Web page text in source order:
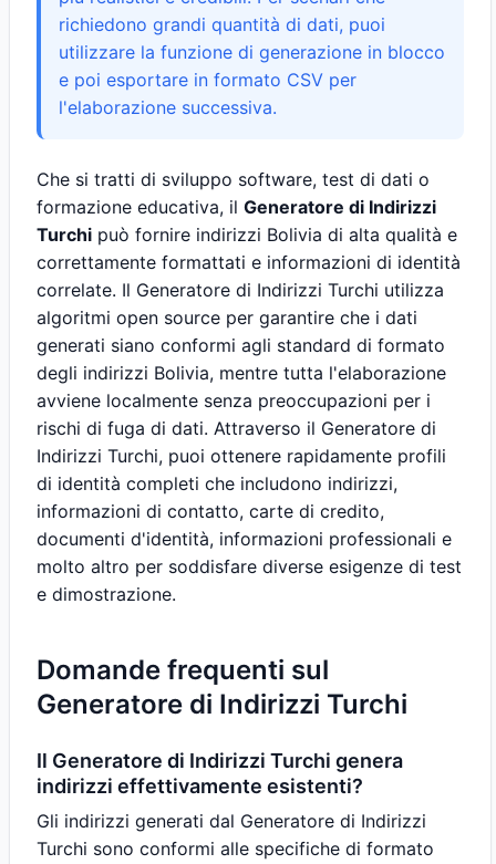
richiedono grandi quantità di dati, puoi
utilizzare la funzione di generazione in blocco
e poi esportare in formato CSV per
l'elaborazione successiva.
Che si tratti di sviluppo software, test di dati o
formazione educativa, il Generatore di Indirizzi
Turchi può fornire indirizzi Bolivia di alta qualità e
correttamente formattati e informazioni di identità
correlate. Il Generatore di Indirizzi Turchi utilizza
algoritmi open source per garantire che i dati
generati siano conformi agli standard di formato
degli indirizzi Bolivia, mentre tutta l'elaborazione
avviene localmente senza preoccupazioni per i
rischi di fuga di dati. Attraverso il Generatore di
Indirizzi Turchi, puoi ottenere rapidamente profili
di identità completi che includono indirizzi,
informazioni di contatto, carte di credito,
documenti d'identità, informazioni professionali e
molto altro per soddisfare diverse esigenze di test
e dimostrazione.
Domande frequenti sul
Generatore di Indirizzi Turchi
Il Generatore di Indirizzi Turchi genera
indirizzi effettivamente esistenti?
Gli indirizzi generati dal Generatore di Indirizzi
Turchi sono conformi alle specifiche di formato